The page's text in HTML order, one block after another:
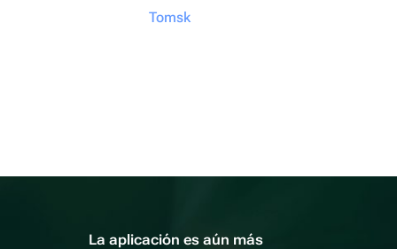
Tomsk
La aplicación es aún más